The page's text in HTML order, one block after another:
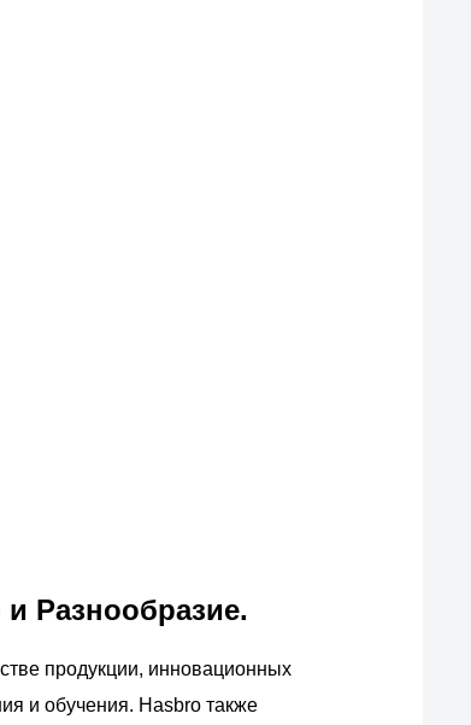
Разнообразие.
продукции, инновационных
и обучения. Hasbro также